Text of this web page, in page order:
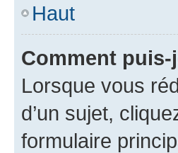
Haut
Comment
Lorsque vous
d’un sujet,
formulaire